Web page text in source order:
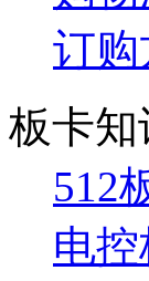
订
板卡知
512
电